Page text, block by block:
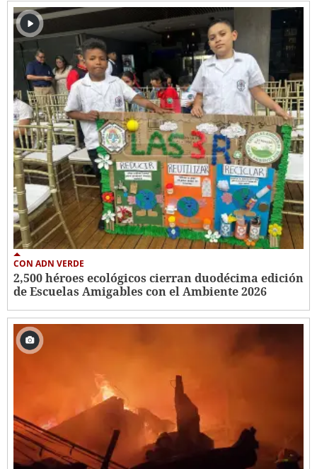
CON ADN VERDE
2,500 héroes ecológicos cierran duodécima edición
de Escuelas Amigables con el Ambiente 2026